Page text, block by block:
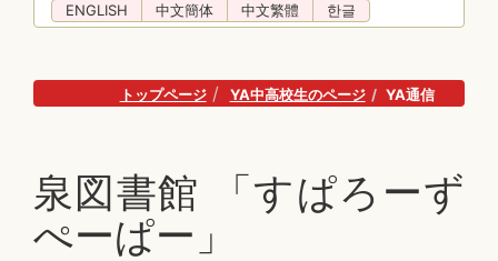
ENGLISH
中文簡体 中文繁體 한글
トップページ YA中高校生のページ YA通信
泉図書館 「すぱろーず
ぺーぱー」